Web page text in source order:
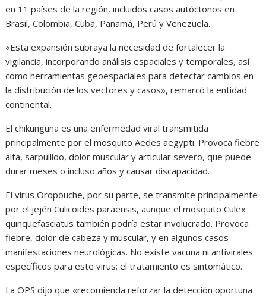
en 11 países de la región, incluidos casos autóctonos en
Brasil, Colombia, Cuba, Panamá, Perú y Venezuela.
«Esta expansión subraya la necesidad de fortalecer la
vigilancia, incorporando análisis espaciales y temporales, así
como herramientas geoespaciales para detectar cambios en
la distribución de los vectores y casos», remarcó la entidad
continental.
El chikunguña es una enfermedad viral transmitida
principalmente por el mosquito Aedes aegypti. Provoca fiebre
alta, sarpullido, dolor muscular y articular severo, que puede
durar meses o incluso años y causar discapacidad.
El virus Oropouche, por su parte, se transmite principalmente
por el jején Culicoides paraensis, aunque el mosquito Culex
quinquefasciatus también podría estar involucrado. Provoca
fiebre, dolor de cabeza y muscular, y en algunos casos
manifestaciones neurológicas. No existe vacuna ni antivirales
específicos para este virus; el tratamiento es sintomático.
La OPS dijo que «recomienda reforzar la detección oportuna